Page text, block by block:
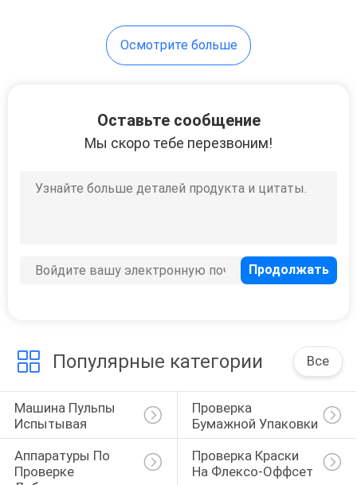
Лабораторная
вакуумная
сушилка
Видеоизмерительная
Таблетные
тестеры
Осмотрите больше
Оставьте сообщение
Мы скоро тебе перезвоним!
Популярные категории Все
Машина Пульпы
Испытывая
Проверка
Бумажной Упаковки
Аппаратуры По
Проверке
Проверка Краски
На Флексо-Оффсет